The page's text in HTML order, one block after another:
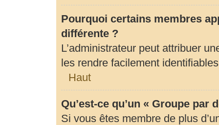
Pourquoi certains membres
différente ?
L’administrateur peut attribuer
les rendre facilement
Haut
Qu’est-ce qu’un « Groupe par
Si vous êtes membre de plus